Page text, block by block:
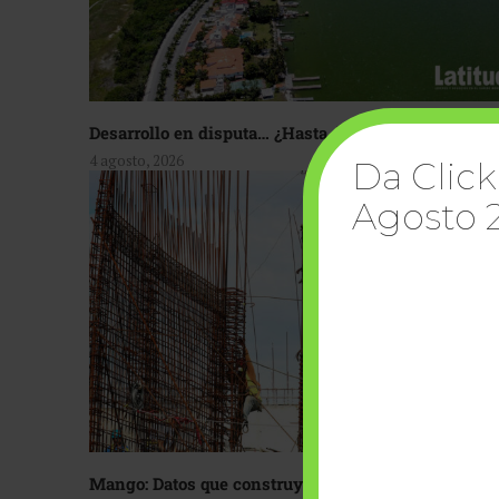
Desarrollo en disputa… ¿Hasta dónde crecer?
4 agosto, 2026
Mango: Datos que construyen confianza
Da
Agosto